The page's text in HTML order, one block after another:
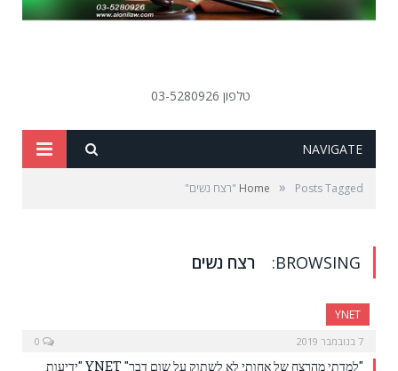
טלפון 03-5280926
NAVIGATE
SEARCH
Home » Posts Tagged "רצח נשים"
BROWSING: רצח נשים
YNET
7 בנובמבר 2019
"למדתי מהרצח של אחותי לא לשתוק על שום דבר" YNET "ידיעות